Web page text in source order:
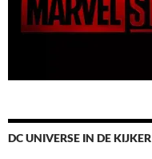
DC UNIVERSE IN DE KIJKER